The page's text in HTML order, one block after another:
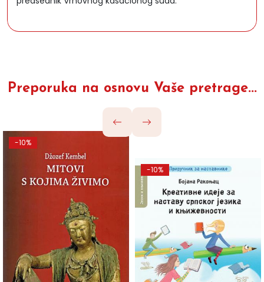
Preporuka na osnovu Vaše pretrage...
-10%
-10%